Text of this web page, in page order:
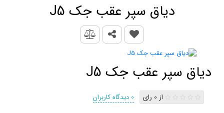
دیاق سپر عقب جک J5
دیاق سپر عقب جک J5
از 0 رای 0 دیدگاه کاربران